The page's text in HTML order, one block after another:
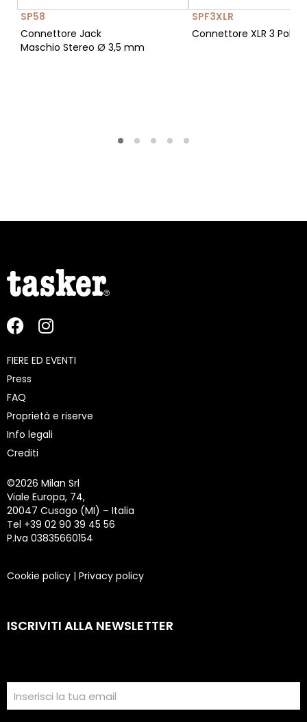
SP58
Connettore Jack
Maschio Stereo Ø 3,5 mm
SPF3XLR
Connettore XLR 3 Poli
FIERE ED EVENTI
Press
FAQ
Proprietà e riserve
Info legali
Crediti
©2026 Milan Srl
Viale Europa, 74,
20047 Cusago (MI) – Italia
Tel +39 02 90 39 45 56
P.Iva 03835660154
Cookie policy | Privacy policy
ISCRIVITI ALLA NEWSLETTER